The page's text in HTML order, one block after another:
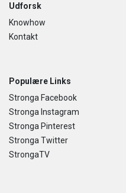
Udforsk
Knowhow
Kontakt
Populære Links
Stronga Facebook
Stronga Instagram
Stronga Pinterest
Stronga Twitter
StrongaTV